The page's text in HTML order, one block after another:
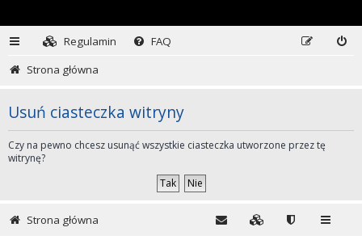
Regulamin
FAQ
Strona główna
Usuń ciasteczka witryny
Czy na pewno chcesz usunąć wszystkie ciasteczka utworzone przez tę
witrynę?
Strona główna